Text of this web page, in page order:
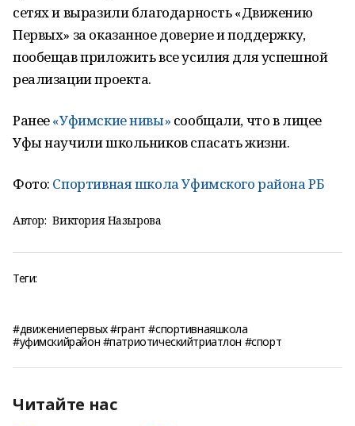
сетях и выразили благодарность «Движению
Первых» за оказанное доверие и поддержку,
пообещав приложить все усилия для успешной
реализации проекта.
Ранее«Уфимские нивы» сообщали, что в лицее
Уфы научили школьников спасать жизни.
Фото: Спортивная школа Уфимского района РБ
Автор: Виктория Назырова
Теги:
#движениепервых #грант #спортивнаяшкола
#уфимскийрайон #патриотическийтриатлон #спорт
Читайте нас